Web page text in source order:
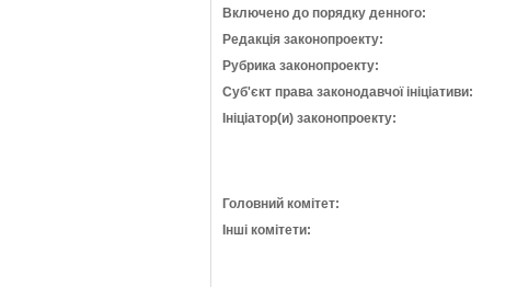
Включено до порядку денного:
Редакція законопроекту:
Рубрика законопроекту:
Суб'єкт права законодавчої ініціативи:
Ініціатор(и) законопроекту:
Головний комітет:
Інші комітети: